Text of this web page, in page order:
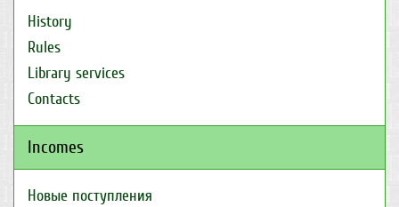
History
Rules
Library services
Contacts
Incomes
Новые поступления